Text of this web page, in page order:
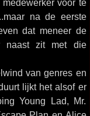
voor te
na de eerste
dat meneer de
naast zit met die
van genres en
lijkt het alsof er
Young Lad, Mr.